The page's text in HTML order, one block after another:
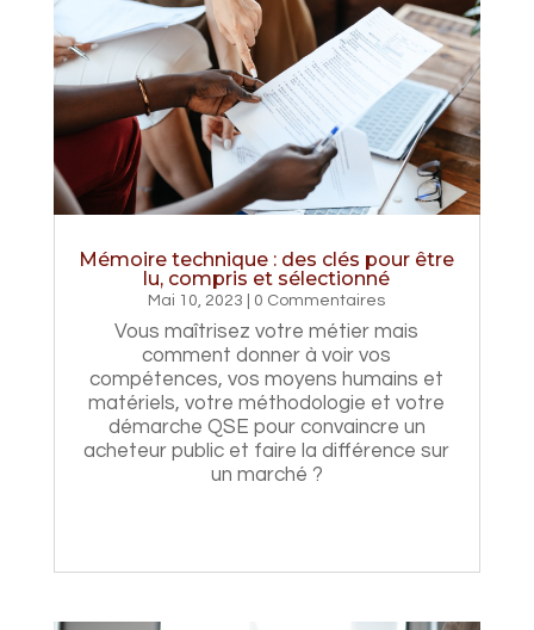
Mémoire technique : des clés pour être
lu, compris et sélectionné
Mai 10, 2023 | 0 Commentaires
Vous maîtrisez votre métier mais
comment donner à voir vos
compétences, vos moyens humains et
matériels, votre méthodologie et votre
démarche QSE pour convaincre un
acheteur public et faire la différence sur
un marché ?